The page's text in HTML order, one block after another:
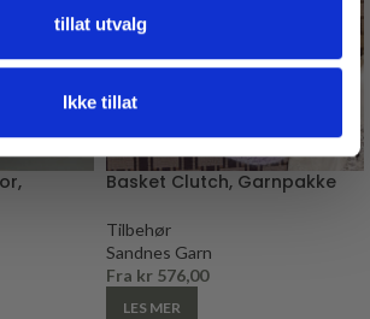
tillat utvalg
Ikke tillat
Basket Clutch, Garnpakke
Tilbehør
Sandnes Garn
Fra kr 576,00
LES MER